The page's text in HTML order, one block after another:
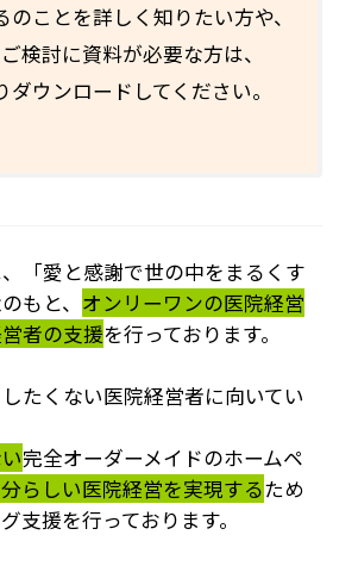
ことを詳しく知りたい方や、
検討に資料が必要な方は、
ダウンロードしてください。
「愛と感謝で世の中をまるくす
もと、 オンリーワンの医院経営
者の支援を行っております。
たくない医院経営者に向いてい
完全オーダーメイドのホームペ
らしい医院経営を実現するため
支援を行っております。